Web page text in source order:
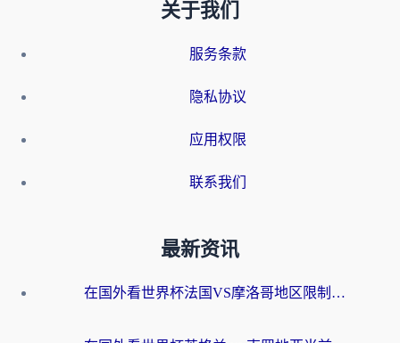
关于我们
服务条款
隐私协议
应用权限
联系我们
最新资讯
在国外看世界杯法国VS摩洛哥地区限制？这篇指南让你流畅看中文解说无压力